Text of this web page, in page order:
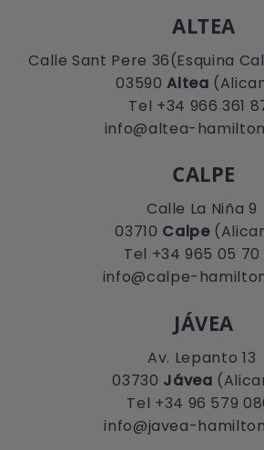
ALTEA
Calle Sant Pere 36(Esquina
03590Altea
Tel +34 966 361
info@altea-
CALPE
Calle La Niña 9
03710 Calpe
Tel +34 965 05 70
info@calpe-
JÁVEA
Av. Lepanto 13
03730 Jávea
Tel +34 96 579
info@javea-